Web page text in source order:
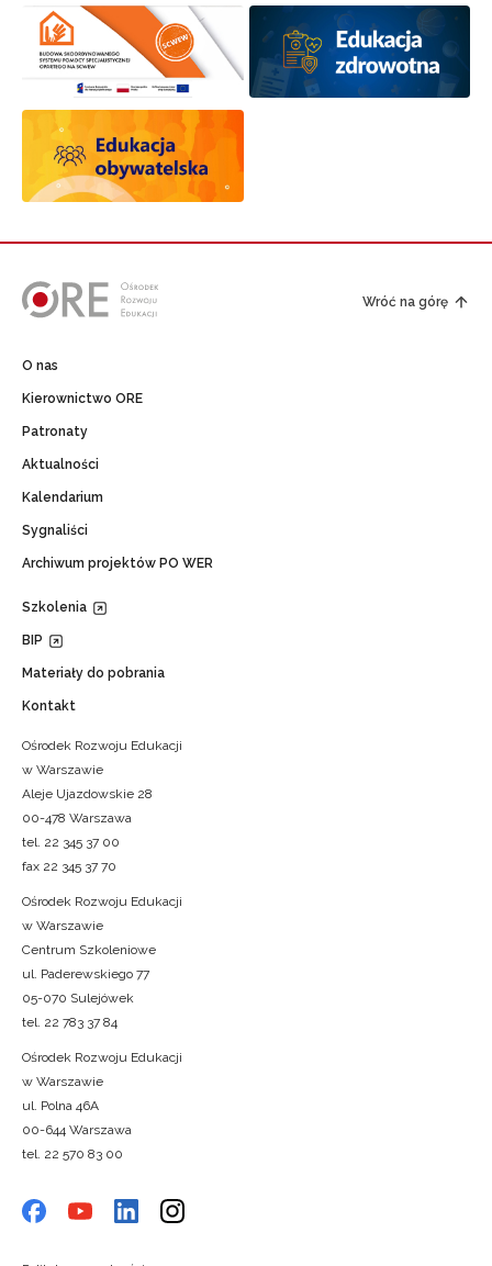
Wróć na górę
O nas
Kierownictwo ORE
Patronaty
Aktualności
Kalendarium
Sygnaliści
Archiwum projektów PO WER
Szkolenia
BIP
Materiały do pobrania
Kontakt
Ośrodek Rozwoju Edukacji
w Warszawie
Aleje Ujazdowskie 28
00-478 Warszawa
tel. 22 345 37 00
fax 22 345 37 70
Ośrodek Rozwoju Edukacji
w Warszawie
Centrum Szkoleniowe
ul. Paderewskiego 77
05-070 Sulejówek
tel. 22 783 37 84
Ośrodek Rozwoju Edukacji
w Warszawie
ul. Polna 46A
00-644 Warszawa
tel. 22 570 83 00